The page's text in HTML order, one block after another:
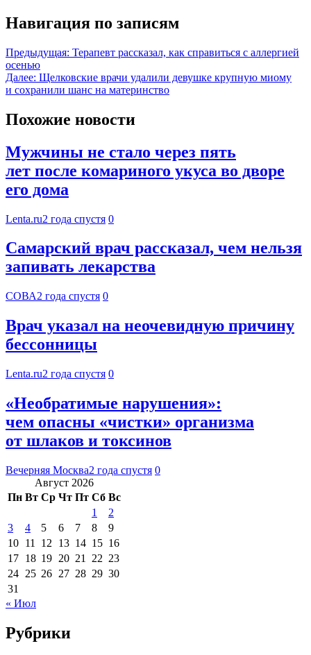
Навигация по записям
Предыдущая: Терапевт рассказал, как справиться с аллергией
осенью
Далее: Щелковские врачи удалили девушке крупную миому
и сохранили шанс на материнство
Похожие новости
Мужчины не стало через пять
лет после комариного укуса во дворе
его дома
Lenta.ru2 года спустя 0
Самарский врач рассказал, чем нельзя
запивать лекарства
СОВА2 года спустя 0
Врач указал на неочевидную причину
бессонницы
Lenta.ru2 года спустя 0
«Необратимые нарушения»:
чем опасны «чистки» организма
от шлаков и токсинов
Вечерняя Москва2 года спустя 0
Август 2026
Пн Вт Ср Чт Пт Сб Вс
1
2
3
4 5 6 7 8
9
10 11 12 13 14 15 16
17 18 19 20 21 22 23
24 25 26 27 28 29 30
31
« Июл
Рубрики